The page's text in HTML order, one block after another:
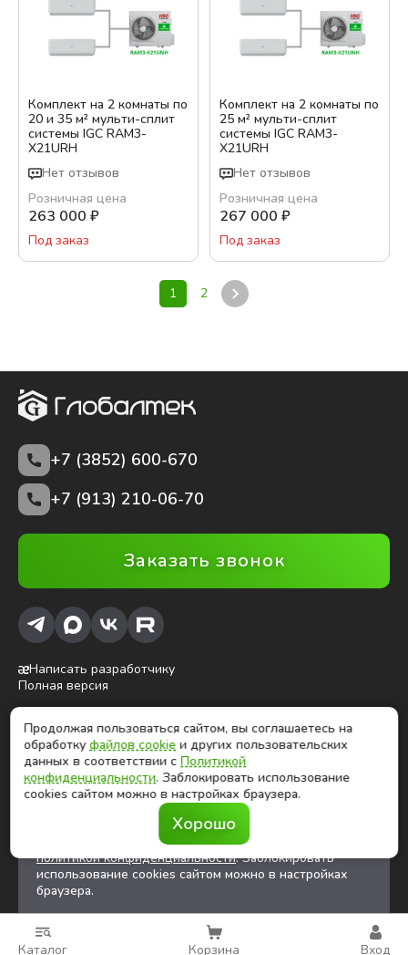
Комплект на 2 комнаты по
20 и 35 м² мульти-сплит
системы IGC RAM3-
X21URH
Нет отзывов
Розничная цена
263 000 ₽
Под заказ
Комплект на 2 комнаты по
25 м² мульти-сплит
системы IGC RAM3-
X21URH
Нет отзывов
Розничная цена
267 000 ₽
Под заказ
1 2
+7 (3852) 600-670
+7 (913) 210-06-70
Заказать звонок
Написать разработчику
Полная версия
ⓒ Глобалтек, 2026
Цены на сайте не являются публичной офертой
Продолжая использовать сайт, вы соглашаетесь на
файлов cookiesи других
пользовательских данных в соответствии с
политикой конфиденциальности. Заблокировать
использование cookies сайтом можно в настройках
браузера.
Каталог Корзина Вход
Продолжая пользоваться сайтом, вы соглашаетесь на
обработкуфайлов cookie и других пользовательских
данных в соответствии сПолитикой
конфиденциальности. Заблокировать использование
cookies сайтом можно в настройках браузера.
Хорошо